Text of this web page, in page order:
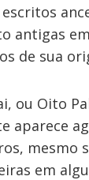
antigas
de sua
ou Oito
aparece
mesmo
em